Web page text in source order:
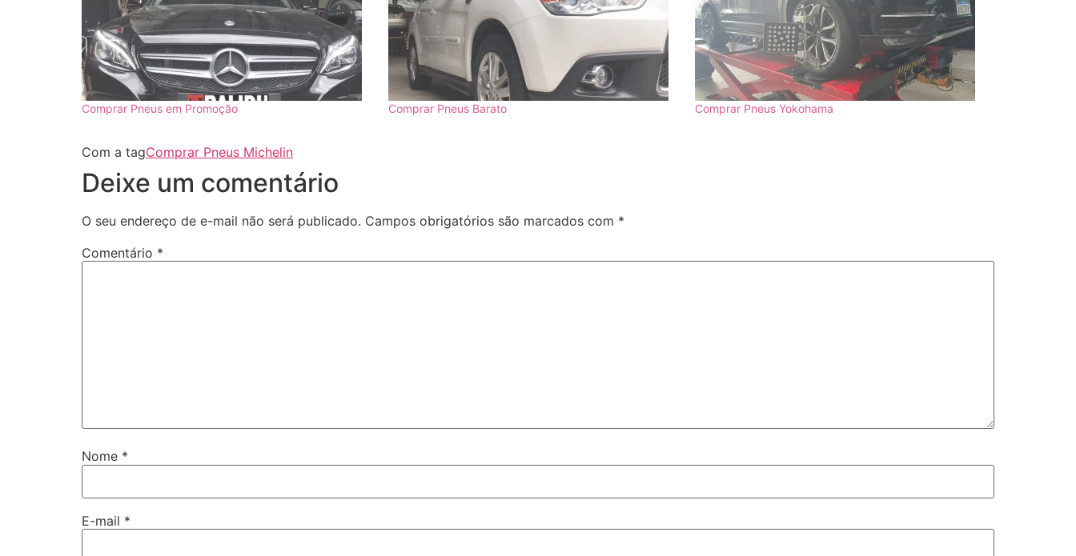
Comprar Pneus em Promoção Comprar Pneus Barato Comprar Pneus Yokohama
Com a tagComprar Pneus Michelin
Deixe um comentário
O seu endereço de e-mail não será publicado. Campos obrigatórios são marcados com *
Comentário *
Nome *
E-mail *